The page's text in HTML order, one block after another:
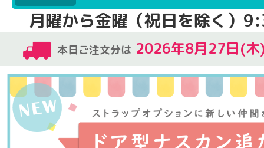
月曜から金曜（祝日を除く）
本日ご注文分は 2026年8月27日(木